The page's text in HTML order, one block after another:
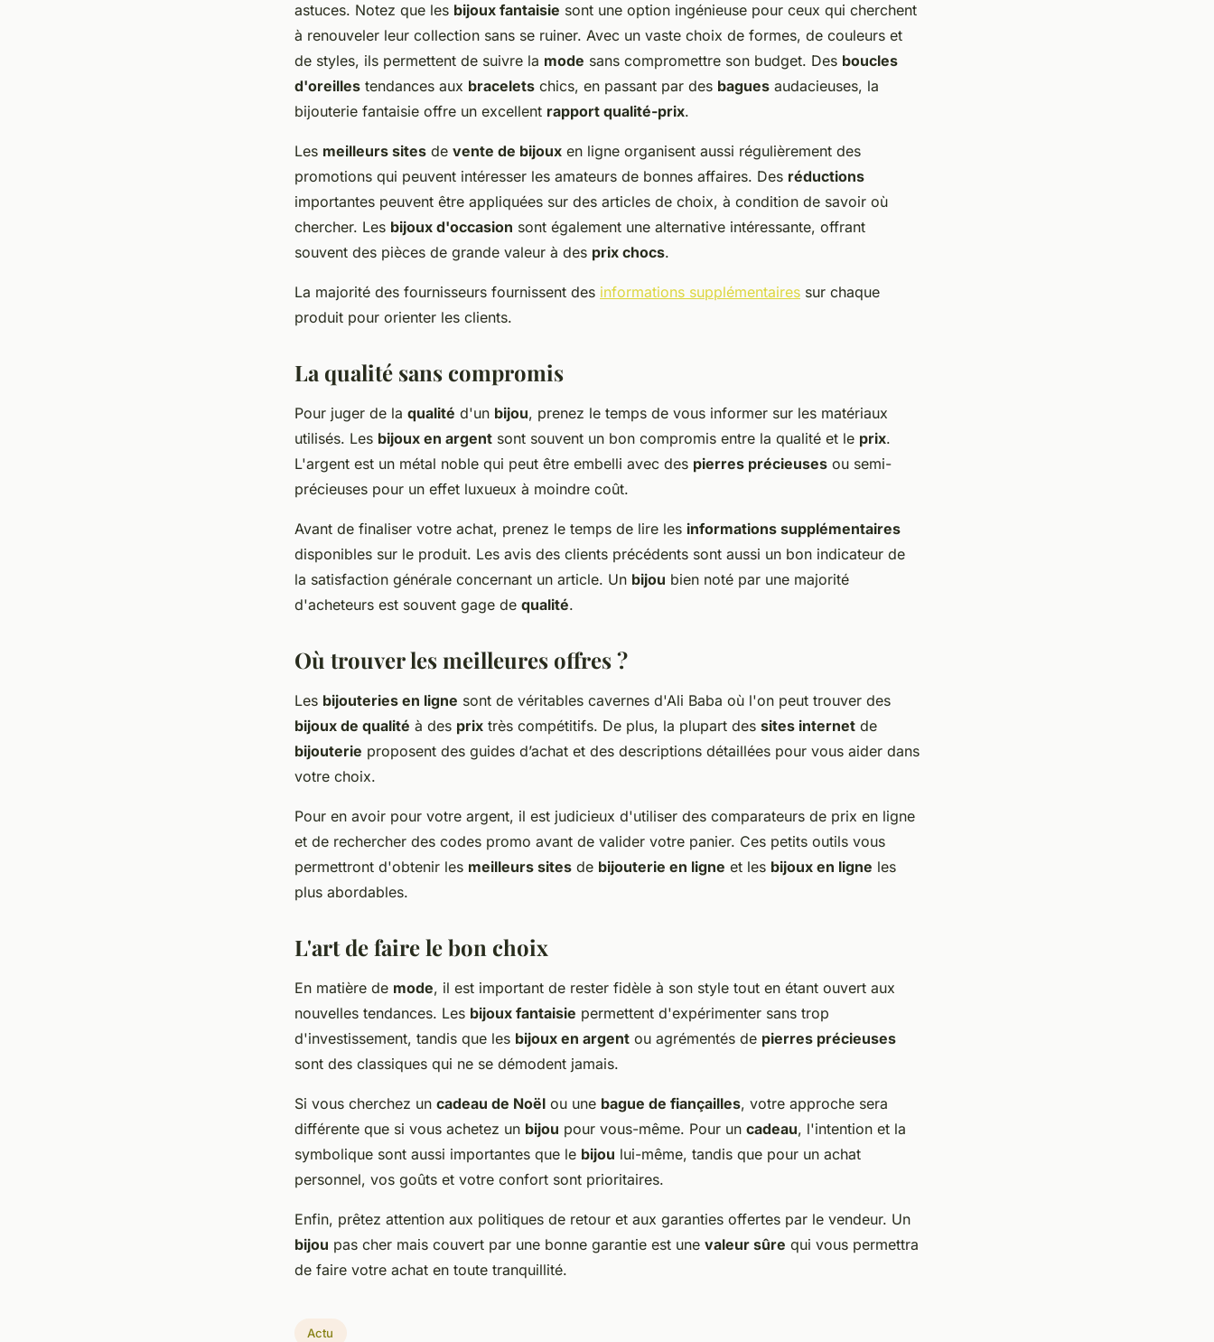
astuces. Notez que les bijoux fantaisie sont une option ingénieuse pour ceux qui cherchent
à renouveler leur collection sans se ruiner. Avec un vaste choix de formes, de couleurs et
de styles, ils permettent de suivre la mode sans compromettre son budget. Des boucles
d'oreilles tendances aux bracelets chics, en passant par des bagues audacieuses, la
bijouterie fantaisie offre un excellent rapport qualité-prix.
Les meilleurs sites de vente de bijoux en ligne organisent aussi régulièrement des
promotions qui peuvent intéresser les amateurs de bonnes affaires. Des réductions
importantes peuvent être appliquées sur des articles de choix, à condition de savoir où
chercher. Les bijoux d'occasion sont également une alternative intéressante, offrant
souvent des pièces de grande valeur à des prix chocs.
La majorité des fournisseurs fournissent des informations supplémentaires sur chaque
produit pour orienter les clients.
La qualité sans compromis
Pour juger de la qualité d'un bijou, prenez le temps de vous informer sur les matériaux
utilisés. Les bijoux en argent sont souvent un bon compromis entre la qualité et le prix.
L'argent est un métal noble qui peut être embelli avec des pierres précieuses ou semi-
précieuses pour un effet luxueux à moindre coût.
Avant de finaliser votre achat, prenez le temps de lire les informations supplémentaires
disponibles sur le produit. Les avis des clients précédents sont aussi un bon indicateur de
la satisfaction générale concernant un article. Un bijou bien noté par une majorité
d'acheteurs est souvent gage de qualité.
Où trouver les meilleures offres ?
Les bijouteries en ligne sont de véritables cavernes d'Ali Baba où l'on peut trouver des
bijoux de qualité à des prix très compétitifs. De plus, la plupart des sites internet de
bijouterie proposent des guides d’achat et des descriptions détaillées pour vous aider dans
votre choix.
Pour en avoir pour votre argent, il est judicieux d'utiliser des comparateurs de prix en ligne
et de rechercher des codes promo avant de valider votre panier. Ces petits outils vous
permettront d'obtenir les meilleurs sites de bijouterie en ligne et les bijoux en ligne les
plus abordables.
L'art de faire le bon choix
En matière de mode, il est important de rester fidèle à son style tout en étant ouvert aux
nouvelles tendances. Les bijoux fantaisie permettent d'expérimenter sans trop
d'investissement, tandis que les bijoux en argent ou agrémentés de pierres précieuses
sont des classiques qui ne se démodent jamais.
Si vous cherchez un cadeau de Noël ou une bague de fiançailles, votre approche sera
différente que si vous achetez un bijou pour vous-même. Pour un cadeau, l'intention et la
symbolique sont aussi importantes que le bijou lui-même, tandis que pour un achat
personnel, vos goûts et votre confort sont prioritaires.
Enfin, prêtez attention aux politiques de retour et aux garanties offertes par le vendeur. Un
bijou pas cher mais couvert par une bonne garantie est une valeur sûre qui vous permettra
de faire votre achat en toute tranquillité.
Actu